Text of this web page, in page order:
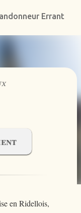
au contenu principal
Errant
en Ridellois,